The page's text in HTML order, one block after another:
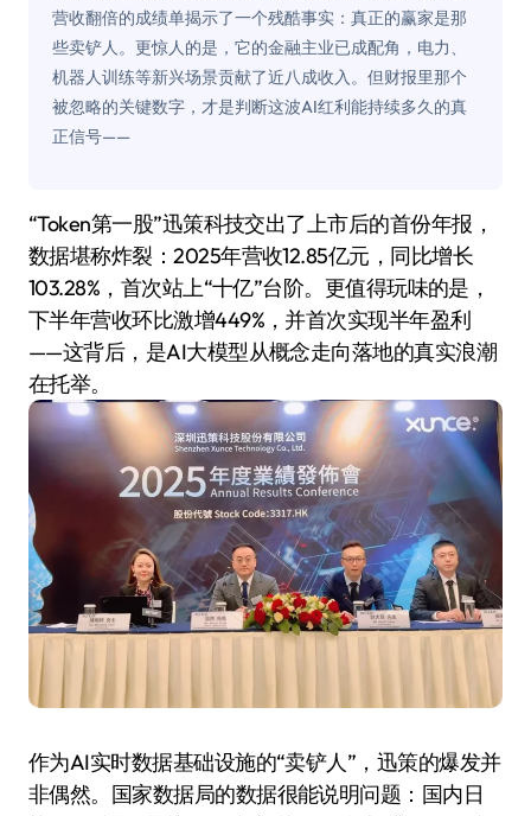
营收翻倍的成绩单揭示了一个残酷事实：真正的赢家是那
些卖铲人。更惊人的是，它的金融主业已成配角，电力、
机器人训练等新兴场景贡献了近八成收入。但财报里那个
被忽略的关键数字，才是判断这波AI红利能持续多久的真
正信号——
“Token第一股”迅策科技交出了上市后的首份年报，
数据堪称炸裂：2025年营收12.85亿元，同比增长
103.28%，首次站上“十亿”台阶。更值得玩味的是，
下半年营收环比激增449%，并首次实现半年盈利
——这背后，是AI大模型从概念走向落地的真实浪潮
在托举。
作为AI实时数据基础设施的“卖铲人”，迅策的爆发并
非偶然。国家数据局的数据很能说明问题：国内日